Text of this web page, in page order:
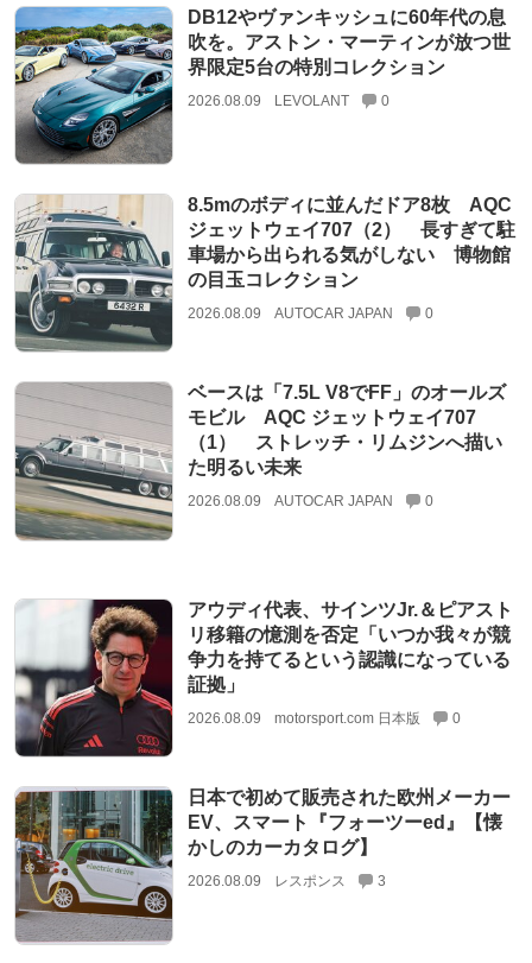
DB12やヴァンキッシュに60年代の息
吹を。アストン・マーティンが放つ世
界限定5台の特別コレクション
2026.08.09 LEVOLANT 0
8.5mのボディに並んだドア8枚 AQC
ジェットウェイ707（2） 長すぎて駐
車場から出られる気がしない 博物館
の目玉コレクション
2026.08.09 AUTOCAR JAPAN 0
ベースは「7.5L V8でFF」のオールズ
モビル AQC ジェットウェイ707
（1） ストレッチ・リムジンへ描い
た明るい未来
2026.08.09 AUTOCAR JAPAN 0
アウディ代表、サインツJr.＆ピアスト
リ移籍の憶測を否定「いつか我々が競
争力を持てるという認識になっている
証拠」
2026.08.09 motorsport.com 日本版 0
日本で初めて販売された欧州メーカー
EV、スマート『フォーツーed』【懐
かしのカーカタログ】
2026.08.09 レスポンス 3